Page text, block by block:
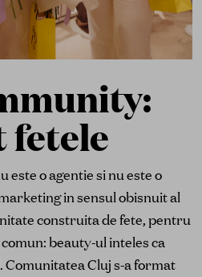
fetele
este o agentie si nu este o
in sensul obisnuit al
construita de fete, pentru
beauty-ul inteles ca
Comunitatea Cluj s-a format